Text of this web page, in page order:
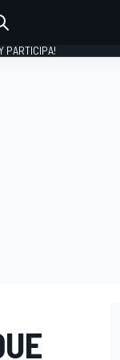
PARTICIPA!